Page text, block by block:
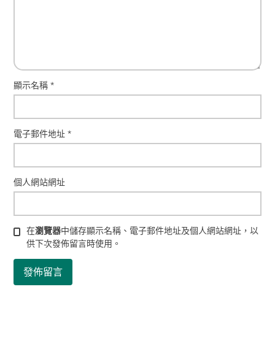
顯示名稱*
電子郵件地址*
個人網站網址
在瀏覽器中儲存顯示名稱、電子郵件地址及個人網站網址，以
供下次發佈留言時使用。